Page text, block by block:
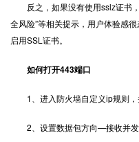
反之，如果没有使用sslz证书，
全风险”等相关提示，用户体验感
启用SSL证书。
如何打开443端口
1、进入防火墙自定义ip规则，
2、设置数据包方向—接收并发